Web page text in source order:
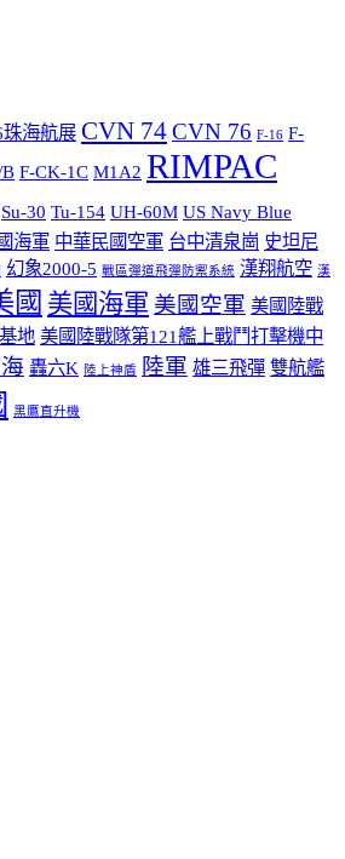
珠海航展 CVN 74CVN 76 F-16 F-
F-CK-1C M1A2 RIMPAC
Su-30 Tu-154 UH-60M US Navy Blue
海軍 中華民國空軍 台中清泉崗 史坦尼
幻象2000-5 戰區彈道飛彈防禦系統 漢翔航空 漢
國 美國海軍 美國空軍 美國陸戰
地 美國陸戰隊第121艦上戰鬥打擊機中
轟六K 陸上神盾 陸軍 雄三飛彈 雙航艦
黑鷹直升機